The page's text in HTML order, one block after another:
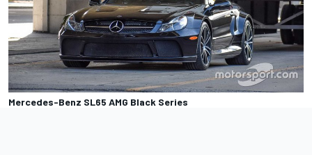
Mercedes-Benz SL65 AMG Black Series